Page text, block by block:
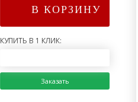
В КОРЗИНУ
КУПИТЬ В 1 КЛИК:
Заказать